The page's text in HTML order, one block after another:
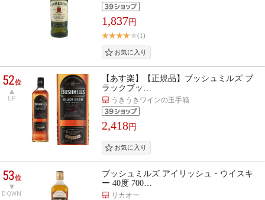
1,837円
(1)
52位
UP
【あす楽】【正規品】ブッシュミルズ ブ
ラックブッ…
うきうきワインの玉手箱
2,418円
53位
DOWN
ブッシュミルズ アイリッシュ・ウイスキ
ー 40度 700…
リカオー